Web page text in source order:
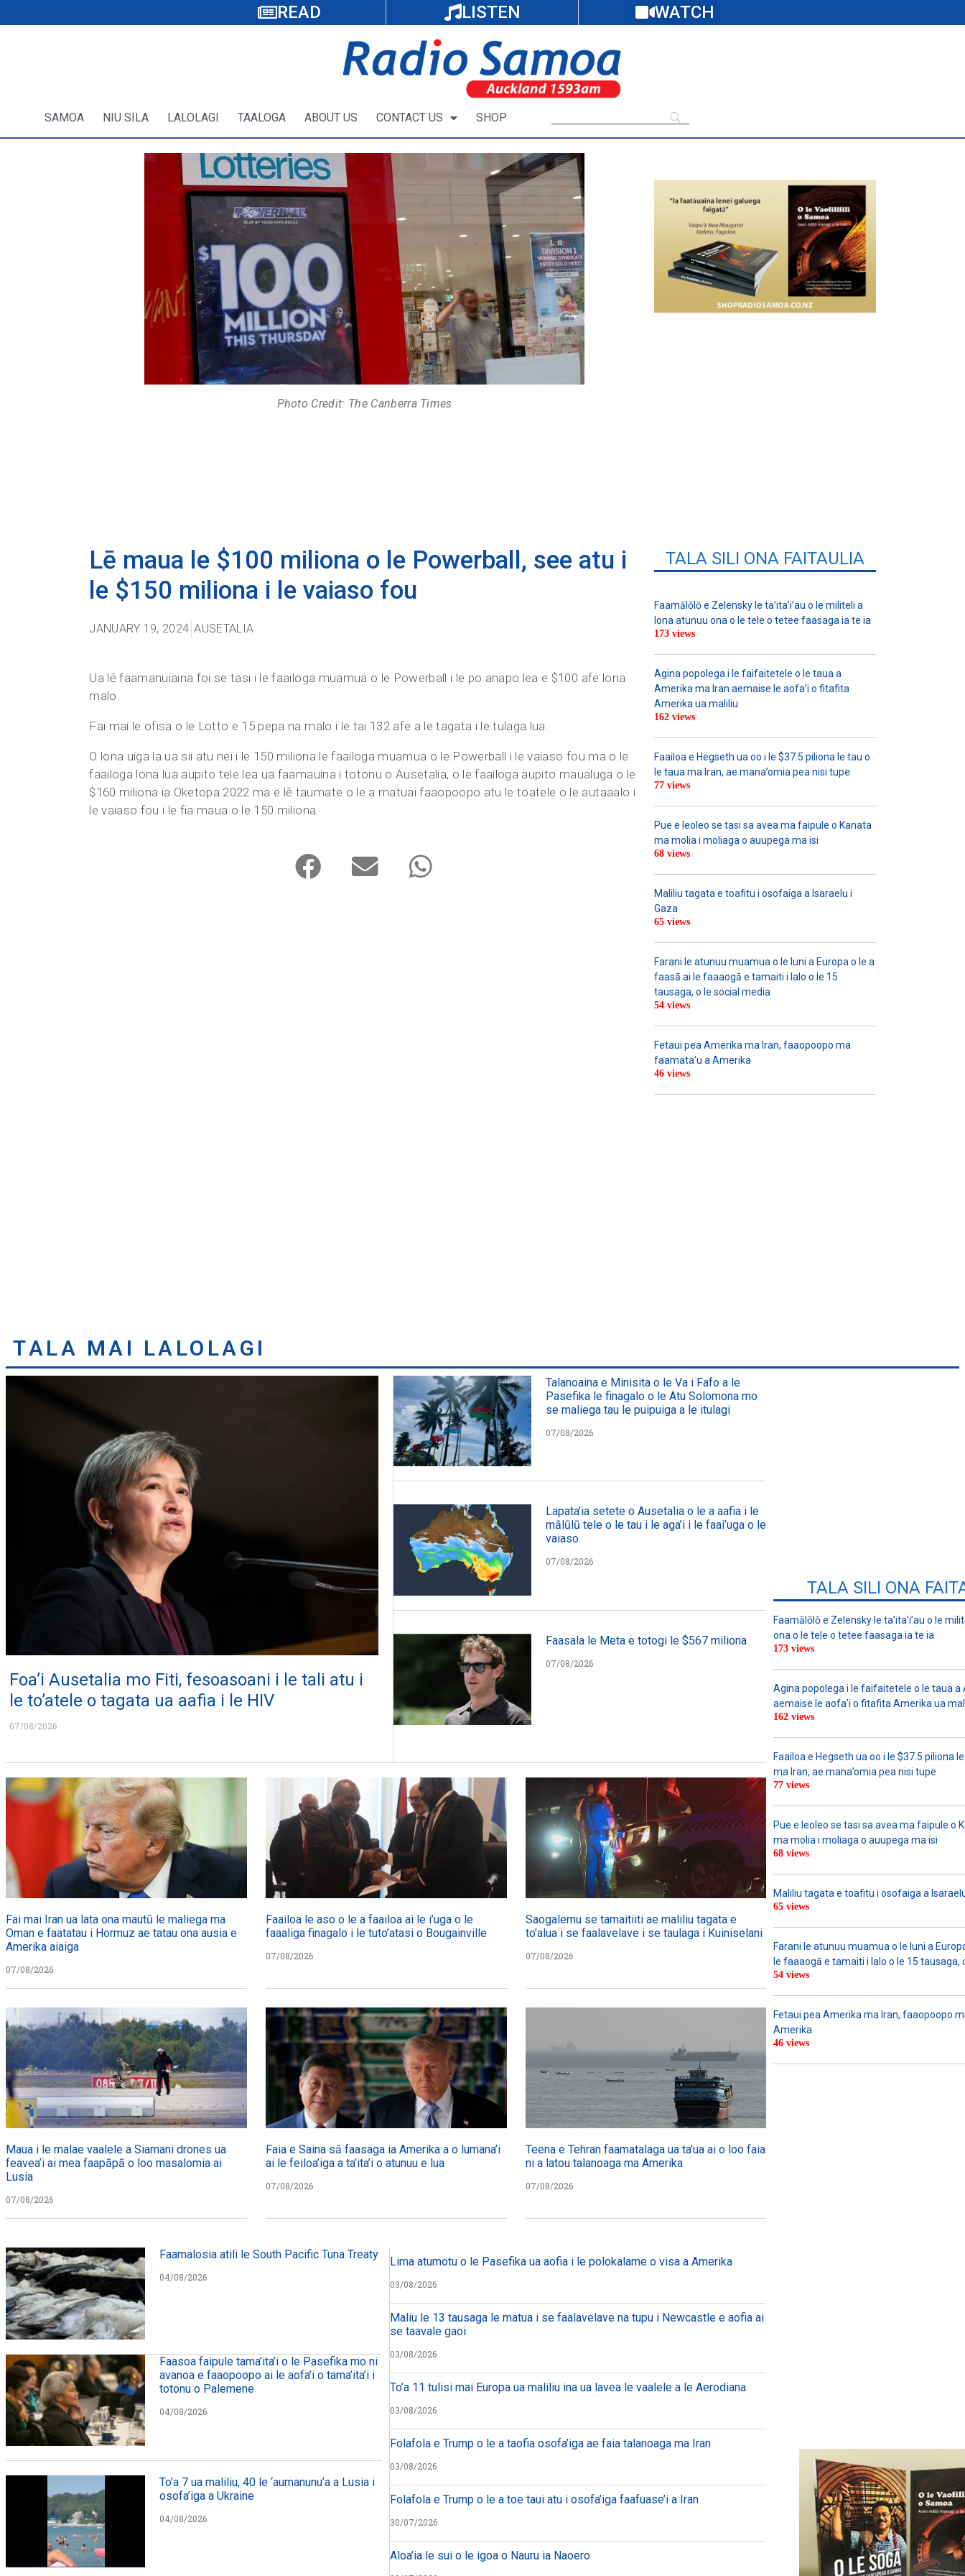
READ LISTEN WATCH
SAMOA NIU SILA LALOLAGI TAALOGA ABOUT US CONTACT US SHOP
Photo Credit: The Canberra Times
Lē maua le $100 miliona o le Powerball, see atu i
le $150 miliona i le vaiaso fou
JANUARY 19, 2024 AUSETALIA
Ua lē faamanuiaina foi se tasi i le faailoga muamua o le Powerball i le po anapo lea e $100 afe lona
malo.
Fai mai le ofisa o le Lotto e 15 pepa na malo i le tai 132 afe a le tagata i le tulaga lua.
O lona uiga la ua sii atu nei i le 150 miliona le faailoga muamua o le Powerball i le vaiaso fou ma o le
faailoga lona lua aupito tele lea ua faamauina i totonu o Ausetalia, o le faailoga aupito maualuga o le
$160 miliona ia Oketopa 2022 ma e lē taumate o le a matuai faaopoopo atu le toatele o le autaaalo i
le vaiaso fou i le fia maua o le 150 miliona.
TALA SILI ONA FAITAULIA
Faamālōlō e Zelensky le ta’ita’i’au o le militeli a
lona atunuu ona o le tele o tetee faasaga ia te ia
173 views
Agina popolega i le faifaitetele o le taua a
Amerika ma Iran aemaise le aofa’i o fitafita
Amerika ua maliliu
162 views
Faailoa e Hegseth ua oo i le $37.5 piliona le tau o
le taua ma Iran, ae mana’omia pea nisi tupe
77 views
Pue e leoleo se tasi sa avea ma faipule o Kanata
ma molia i moliaga o auupega ma isi
68 views
Maliliu tagata e toafitu i osofaiga a Isaraelu i
Gaza
65 views
Farani le atunuu muamua o le Iuni a Europa o le a
faasā ai le faaaogā e tamaiti i lalo o le 15
tausaga, o le social media
54 views
Fetaui pea Amerika ma Iran, faaopoopo ma
faamata’u a Amerika
46 views
TALA MAI LALOLAGI
Foa’i Ausetalia mo Fiti, fesoasoani i le tali atu i
le to’atele o tagata ua aafia i le HIV
07/08/2026
Talanoaina e Minisita o le Va i Fafo a le
Pasefika le finagalo o le Atu Solomona mo
se maliega tau le puipuiga a le itulagi
07/08/2026
Lapata’ia setete o Ausetalia o le a aafia i le
mālūlū tele o le tau i le aga’i i le faai’uga o le
vaiaso
07/08/2026
Faasala le Meta e totogi le $567 miliona
07/08/2026
Fai mai Iran ua lata ona mautū le maliega ma
Oman e faatatau i Hormuz ae tatau ona ausia e
Amerika aiaiga
07/08/2026
Faailoa le aso o le a faailoa ai le i’uga o le
faaaliga finagalo i le tuto’atasi o Bougainville
07/08/2026
Saogalemu se tamaitiiti ae maliliu tagata e
to’alua i se faalavelave i se taulaga i Kuiniselani
07/08/2026
Maua i le malae vaalele a Siamani drones ua
feavea’i ai mea faapāpā o loo masalomia ai
Lusia
07/08/2026
Faia e Saina sā faasaga ia Amerika a o lumana’i
ai le feiloa’iga a ta’ita’i o atunuu e lua
07/08/2026
Teena e Tehran faamatalaga ua ta’ua ai o loo faia
ni a latou talanoaga ma Amerika
07/08/2026
TALA SILI ONA
Faamālōlō e Zelensky le ta’ita’i’au o le
ona o le tele o tetee faasaga ia te ia
173 views
Agina popolega i le faifaitetele o le taua a
aemaise le aofa’i o fitafita Amerika ua
162 views
Faailoa e Hegseth ua oo i le $37.5 piliona
ma Iran, ae mana’omia pea nisi tupe
77 views
Pue e leoleo se tasi sa avea ma faipule o
ma molia i moliaga o auupega ma isi
68 views
Maliliu tagata e toafitu i osofaiga a
65 views
Farani le atunuu muamua o le Iuni a
le faaaogā e tamaiti i lalo o le 15 tausaga,
54 views
Fetaui pea Amerika ma Iran, faaopoopo
Amerika
46 views
Faamalosia atili le South Pacific Tuna Treaty
04/08/2026
Faasoa faipule tama’ita’i o le Pasefika mo ni
avanoa e faaopoopo ai le aofa’i o tama’ita’i i
totonu o Palemene
04/08/2026
To’a 7 ua maliliu, 40 le ‘aumanunu’a a Lusia i
osofa’iga a Ukraine
04/08/2026
Lima atumotu o le Pasefika ua aofia i le polokalame o visa a Amerika
03/08/2026
Maliu le 13 tausaga le matua i se faalavelave na tupu i Newcastle e aofia ai
se taavale gaoi
03/08/2026
To’a 11 tulisi mai Europa ua maliliu ina ua lavea le vaalele a le Aerodiana
03/08/2026
Folafola e Trump o le a taofia osofa’iga ae faia talanoaga ma Iran
03/08/2026
Folafola e Trump o le a toe taui atu i osofa’iga faafuase’i a Iran
30/07/2026
Aloa’ia le sui o le igoa o Nauru ia Naoero